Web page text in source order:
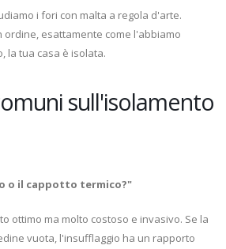
i fori con malta a regola d'arte.
ordine, esattamente come l'abbiamo
la tua casa è isolata.
sull'isolamento
o il cappotto termico?"
ottimo ma molto costoso e invasivo. Se la
vuota, l'insufflaggio ha un rapporto